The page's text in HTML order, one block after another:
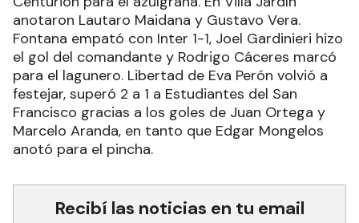
para ocho y Gustavo Cortti lo hizo para sanagus.
San Lorenzo le ganó 4 a 2 a Villa Jardín. Doblete
de Javier Díaz, uno de Ariel Espinoza y Marcelo
Centurión para el azulgrana. En Villa Jardín
anotaron Lautaro Maidana y Gustavo Vera.
Fontana empató con Inter 1-1, Joel Gardinieri hizo
el gol del comandante y Rodrigo Cáceres marcó
para el lagunero. Libertad de Eva Perón volvió a
festejar, superó 2 a 1 a Estudiantes del San
anotó para el pincha.